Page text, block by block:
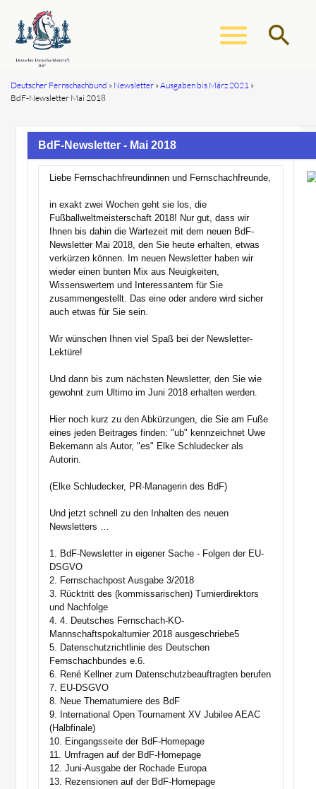
menu search
Deutscher Fernschachbund Newsletter Ausgaben bis März 2021
BdF-Newsletter Mai 2018
BdF-Newsletter - Mai 2018
Liebe Fernschachfreundinnen und Fernschachfreunde,
in exakt zwei Wochen geht sie los, die
Fußballweltmeisterschaft 2018! Nur gut, dass wir
Ihnen bis dahin die Wartezeit mit dem neuen BdF-
Newsletter Mai 2018, den Sie heute erhalten, etwas
verkürzen können. Im neuen Newsletter haben wir
wieder einen bunten Mix aus Neuigkeiten,
Wissenswertem und Interessantem für Sie
zusammengestellt. Das eine oder andere wird sicher
auch etwas für Sie sein.
Wir wünschen Ihnen viel Spaß bei der Newsletter-
Lektüre!
Und dann bis zum nächsten Newsletter, den Sie wie
gewohnt zum Ultimo im Juni 2018 erhalten werden.
Hier noch kurz zu den Abkürzungen, die Sie am Fuße
eines jeden Beitrages finden: "ub" kennzeichnet Uwe
Bekemann als Autor, "es" Elke Schludecker als
Autorin.
(Elke Schludecker, PR-Managerin des BdF)
Und jetzt schnell zu den Inhalten des neuen
Newsletters …
1. BdF-Newsletter in eigener Sache - Folgen der EU-
DSGVO
2. Fernschachpost Ausgabe 3/2018
3. Rücktritt des (kommissarischen) Turnierdirektors
und Nachfolge
4. 4. Deutsches Fernschach-KO-
Mannschaftspokalturnier 2018 ausgeschriebe5
5. Datenschutzrichtlinie des Deutschen
Fernschachbundes e.6.
6. René Kellner zum Datenschutzbeauftragten berufen
7. EU-DSGVO
8. Neue Thematurniere des BdF
9. International Open Tournament XV Jubilee AEAC
(Halbfinale)
10. Eingangsseite der BdF-Homepage
11. Umfragen auf der BdF-Homepage
12. Juni-Ausgabe der Rochade Europa
13. Rezensionen auf der BdF-Homepage